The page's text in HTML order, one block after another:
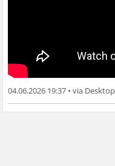
04.06.2026 19:37 •